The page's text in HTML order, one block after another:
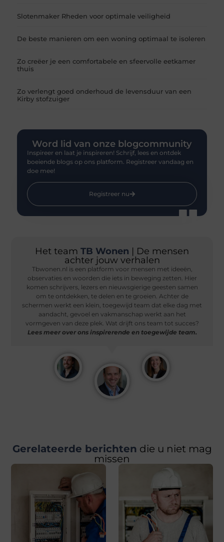
Slotenmaker Rheden voor optimale veiligheid
De beste manieren om een woning optimaal te isoleren
Zo creëer je een comfortabele en sfeervolle eetkamer
thuis
Zo verlengt goed onderhoud de levensduur van een
Kirby stofzuiger
Word lid van onze blogcommunity
Inspireer en laat je inspireren! Schrijf, lees en ontdek
boeiende blogs op ons platform. Registreer vandaag en
doe mee!
Registreer nu
Het team TB Wonen | De mensen
achter jouw verhalen
Tbwonen.nl is een platform voor mensen met ideeën,
observaties en woorden die iets in beweging zetten. Hier
komen schrijvers, lezers en nieuwsgierige geesten samen
om te ontdekken, te delen en te groeien. Achter de
schermen werkt een klein, toegewijd team dat elke dag met
aandacht, gevoel en vakmanschap werkt aan het
vormgeven van deze plek. Wat drijft ons team tot succes?
Lees meer over ons inspirerende en toegewijde team.
Gerelateerde berichten die u niet mag
missen